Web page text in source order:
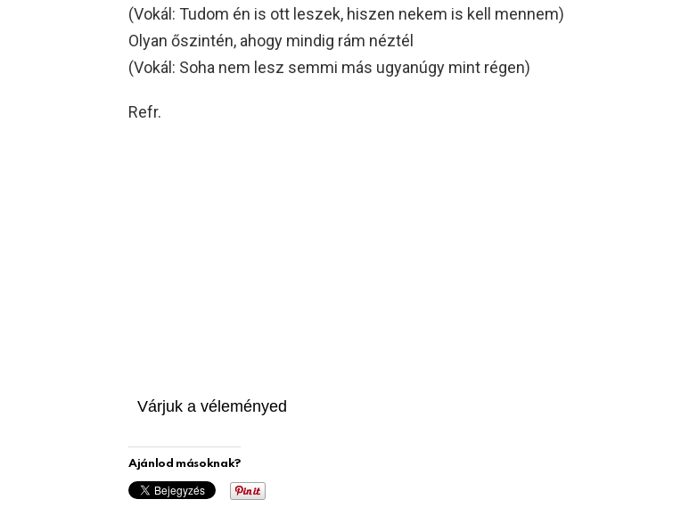
(Vokál: Tudom én is ott leszek, hiszen nekem is kell mennem)
Olyan őszintén, ahogy mindig rám néztél
(Vokál: Soha nem lesz semmi más ugyanúgy mint régen)
Refr.
Várjuk a véleményed
Ajánlod másoknak?